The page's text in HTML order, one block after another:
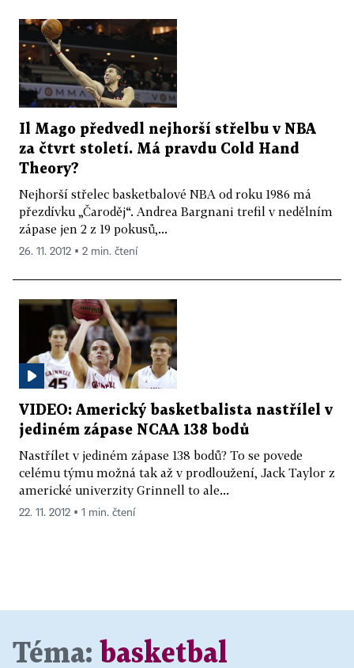
Il Mago předvedl nejhorší střelbu v NBA
za čtvrt století. Má pravdu Cold Hand
Theory?
Nejhorší střelec basketbalové NBA od roku 1986 má
přezdívku „Čaroděj“. Andrea Bargnani trefil v nedělním
zápase jen 2 z 19 pokusů,...
26. 11. 2012 ▪ 2 min. čtení
VIDEO: Americký basketbalista nastřílel v
jediném zápase NCAA 138 bodů
Nastřílet v jediném zápase 138 bodů? To se povede
celému týmu možná tak až v prodloužení, Jack Taylor z
americké univerzity Grinnell to ale...
22. 11. 2012 ▪ 1 min. čtení
Téma: basketbal